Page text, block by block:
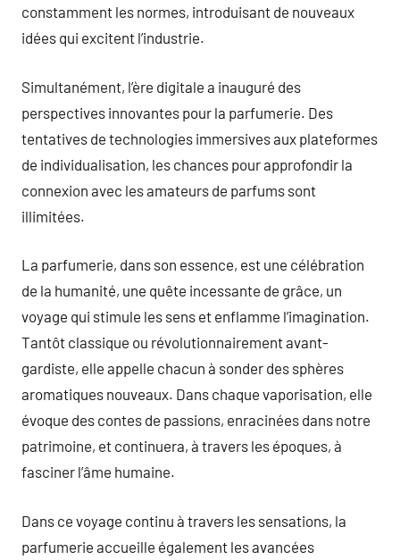
constamment les normes, introduisant de nouveaux
idées qui excitent l’industrie.
Simultanément, l’ère digitale a inauguré des
perspectives innovantes pour la parfumerie. Des
tentatives de technologies immersives aux plateformes
de individualisation, les chances pour approfondir la
connexion avec les amateurs de parfums sont
illimitées.
La parfumerie, dans son essence, est une célébration
de la humanité, une quête incessante de grâce, un
voyage qui stimule les sens et enflamme l’imagination.
Tantôt classique ou révolutionnairement avant-
gardiste, elle appelle chacun à sonder des sphères
aromatiques nouveaux. Dans chaque vaporisation, elle
évoque des contes de passions, enracinées dans notre
patrimoine, et continuera, à travers les époques, à
fasciner l’âme humaine.
Dans ce voyage continu à travers les sensations, la
parfumerie accueille également les avancées